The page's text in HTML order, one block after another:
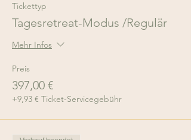
Tickettyp
Tagesretreat-Modus /Regulär
Mehr Infos
Preis
397,00 €
+9,93 € Ticket-Servicegebühr